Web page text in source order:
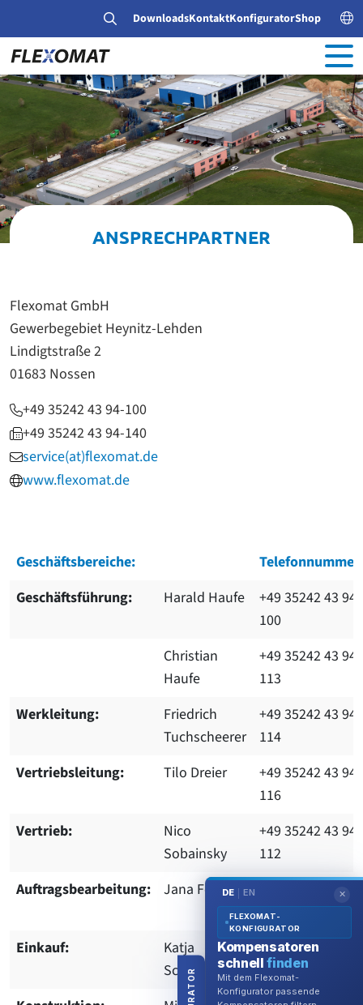
DownloadsKontaktKonfiguratorShop
ANSPRECHPARTNER
Flexomat GmbH
Gewerbegebiet Heynitz-Lehden
Lindigtstraße 2
01683 Nossen
+49 35242 43 94-100
+49 35242 43 94-140
service(at)flexomat.de
www.flexomat.de
Geschäftsbereiche:
Telefonnummer:
Geschäftsführung:
Harald Haufe
+49 35242 43 94-
100
Christian
Haufe
+49 35242 43 94-
113
Werkleitung:
Friedrich
Tuchscheerer
+49 35242 43 94-
114
Vertriebsleitung:
Tilo Dreier
+49 35242 43 94-
116
Vertrieb:
Nico
Sobainsky
+49 35242 43 94-
112
Auftragsbearbeitung:
Jana Focke
+49 35242 43 94-
100
Einkauf:
Katja
Schönherr
+49 35242 43 94-
119
DE EN ✕
FLEXOMAT-
KONFIGURATOR
Kompensatoren
schnellfinden
Mit dem Flexomat-
Konfigurator passende